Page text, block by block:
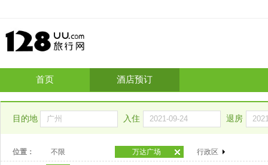
首页 酒店预订
目的地 入住 退房
位置： 不限 万达广场 行政区